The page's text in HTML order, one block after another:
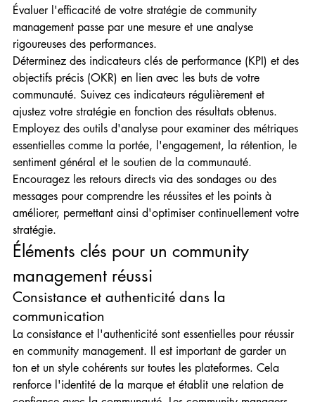
Évaluer l'efficacité de votre stratégie de community
management passe par une mesure et une analyse
rigoureuses des performances.
Déterminez des indicateurs clés de performance (KPI) et des
objectifs précis (OKR) en lien avec les buts de votre
communauté. Suivez ces indicateurs régulièrement et
ajustez votre stratégie en fonction des résultats obtenus.
Employez des outils d'analyse pour examiner des métriques
essentielles comme la portée, l'engagement, la rétention, le
sentiment général et le soutien de la communauté.
Encouragez les retours directs via des sondages ou des
messages pour comprendre les réussites et les points à
améliorer, permettant ainsi d'optimiser continuellement votre
stratégie.
Éléments clés pour un community
management réussi
Consistance et authenticité dans la
communication
La consistance et l'authenticité sont essentielles pour réussir
en community management. Il est important de garder un
ton et un style cohérents sur toutes les plateformes. Cela
renforce l'identité de la marque et établit une relation de